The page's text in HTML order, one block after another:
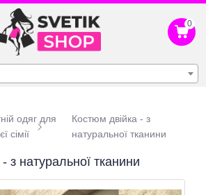
0
одяг для
сімії
Костюм двійка - з
натуральної тканини
з натуральної тканини